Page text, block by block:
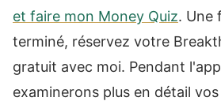
et faire mon Money Quiz. Une
terminé, réservez votre
gratuit avec moi. Pendant
examinerons plus en détail